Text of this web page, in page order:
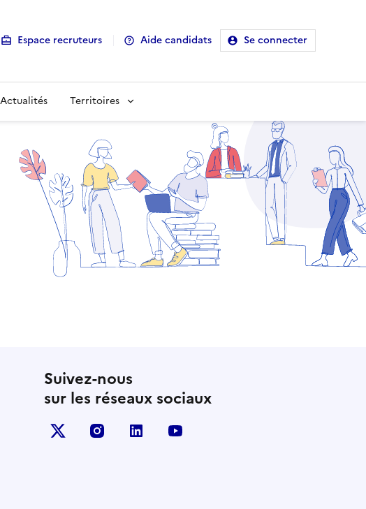
Espace recruteurs Aide candidats Se connecter
Actualités Territoires
Suivez-nous
sur les réseaux sociaux
X (anciennement Twitter)
instagramlinkedin